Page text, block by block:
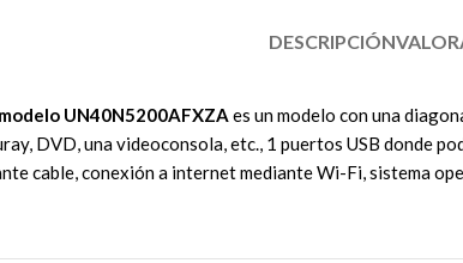
DESCRIPCIÓN
UN40N5200AFXZA es un modelo con una
DVD, una videoconsola, etc., 1 puertos USB donde
cable, conexión a internet mediante Wi-Fi, sistema